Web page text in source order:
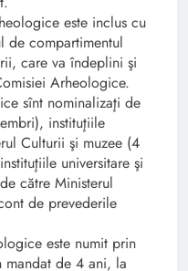
este inclus cu
de compartimentul
care va îndeplini şi
Arheologice.
sînt nominalizaţi de
instituţiile
Culturii şi muzee (4
universitare şi
către Ministerul
de prevederile
este numit prin
de 4 ani, la